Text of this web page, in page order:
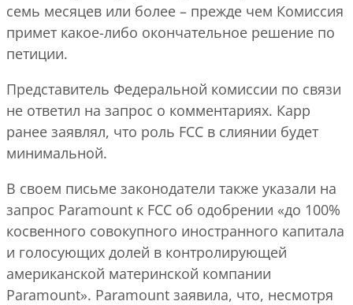
семь месяцев или более – прежде чем Комиссия
примет какое-либо окончательное решение по
петиции.
Представитель Федеральной комиссии по связи
не ответил на запрос о комментариях. Карр
ранее заявлял, что роль FCC в слиянии будет
минимальной.
В своем письме законодатели также указали на
запрос Paramount к FCC об одобрении «до 100%
косвенного совокупного иностранного капитала
и голосующих долей в контролирующей
американской материнской компании
Paramount». Paramount заявила, что, несмотря